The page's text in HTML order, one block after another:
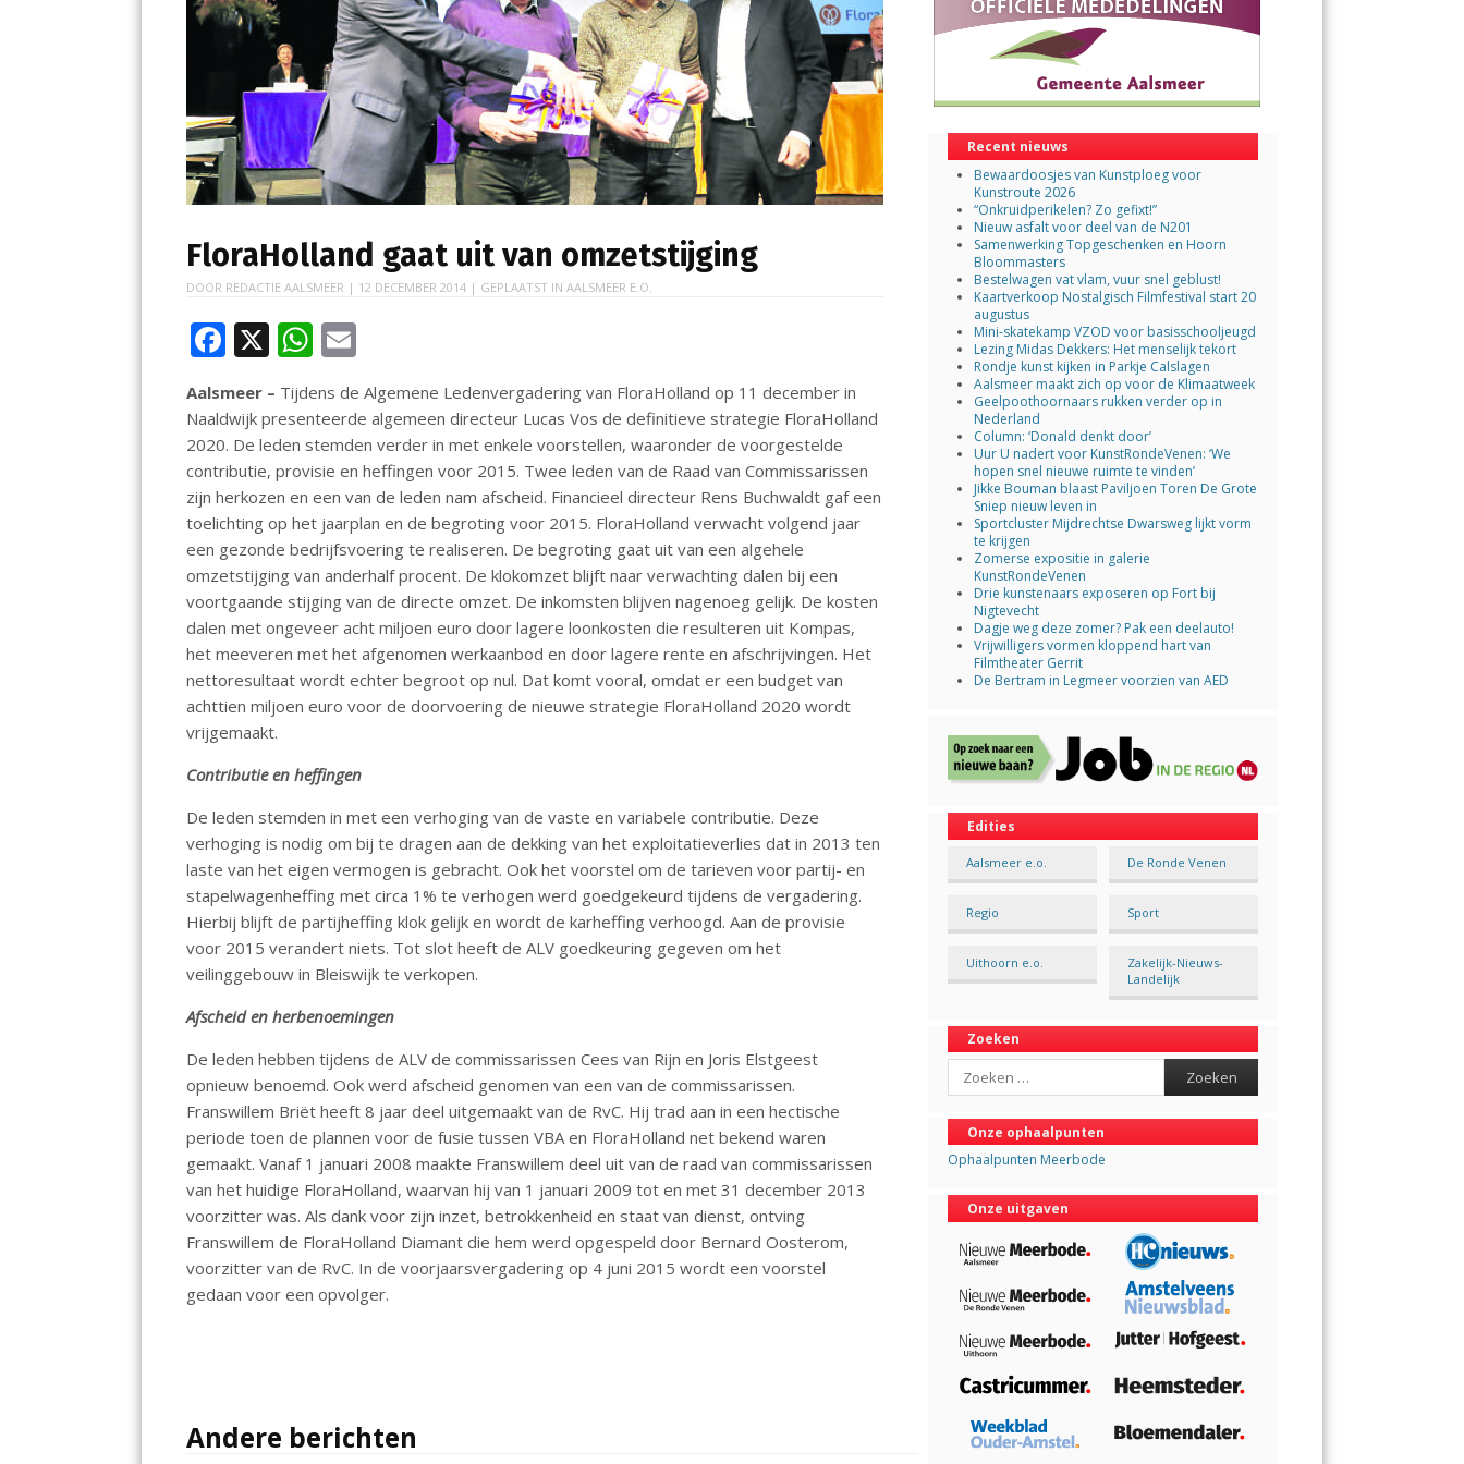
FloraHolland gaat uit van omzetstijging
DOOR REDACTIE AALSMEER | 12 DECEMBER 2014 | GEPLAATST INAALSMEER E.O.
F
ac
e
b
o
o
k
X W
h
at
s
A
p
p
ai
l
Aalsmeer – Tijdens de Algemene Ledenvergadering van FloraHolland op 11 december in
Naaldwijk presenteerde algemeen directeur Lucas Vos de definitieve strategie FloraHolland
2020. De leden stemden verder in met enkele voorstellen, waaronder de voorgestelde
contributie, provisie en heffingen voor 2015. Twee leden van de Raad van Commissarissen
zijn herkozen en een van de leden nam afscheid. Financieel directeur Rens Buchwaldt gaf een
toelichting op het jaarplan en de begroting voor 2015. FloraHolland verwacht volgend jaar
een gezonde bedrijfsvoering te realiseren. De begroting gaat uit van een algehele
omzetstijging van anderhalf procent. De klokomzet blijft naar verwachting dalen bij een
voortgaande stijging van de directe omzet. De inkomsten blijven nagenoeg gelijk. De kosten
dalen met ongeveer acht miljoen euro door lagere loonkosten die resulteren uit Kompas,
het meeveren met het afgenomen werkaanbod en door lagere rente en afschrijvingen. Het
nettoresultaat wordt echter begroot op nul. Dat komt vooral, omdat er een budget van
achttien miljoen euro voor de doorvoering de nieuwe strategie FloraHolland 2020 wordt
vrijgemaakt.
Contributie en heffingen
De leden stemden in met een verhoging van de vaste en variabele contributie. Deze
verhoging is nodig om bij te dragen aan de dekking van het exploitatieverlies dat in 2013 ten
laste van het eigen vermogen is gebracht. Ook het voorstel om de tarieven voor partij- en
stapelwagenheffing met circa 1% te verhogen werd goedgekeurd tijdens de vergadering.
Hierbij blijft de partijheffing klok gelijk en wordt de karheffing verhoogd. Aan de provisie
voor 2015 verandert niets. Tot slot heeft de ALV goedkeuring gegeven om het
veilinggebouw in Bleiswijk te verkopen.
Afscheid en herbenoemingen
De leden hebben tijdens de ALV de commissarissen Cees van Rijn en Joris Elstgeest
opnieuw benoemd. Ook werd afscheid genomen van een van de commissarissen.
Franswillem Briët heeft 8 jaar deel uitgemaakt van de RvC. Hij trad aan in een hectische
periode toen de plannen voor de fusie tussen VBA en FloraHolland net bekend waren
gemaakt. Vanaf 1 januari 2008 maakte Franswillem deel uit van de raad van commissarissen
van het huidige FloraHolland, waarvan hij van 1 januari 2009 tot en met 31 december 2013
voorzitter was. Als dank voor zijn inzet, betrokkenheid en staat van dienst, ontving
Franswillem de FloraHolland Diamant die hem werd opgespeld door Bernard Oosterom,
voorzitter van de RvC. In de voorjaarsvergadering op 4 juni 2015 wordt een voorstel
gedaan voor een opvolger.
Andere berichten
Recent nieuws
Bewaardoosjes van Kunstploeg voor
Kunstroute 2026
“Onkruidperikelen? Zo gefixt!”
Nieuw asfalt voor deel van de N201
Samenwerking Topgeschenken en Hoorn
Bloommasters
Bestelwagen vat vlam, vuur snel geblust!
Kaartverkoop Nostalgisch Filmfestival start 20
augustus
Mini-skatekamp VZOD voor basisschooljeugd
Lezing Midas Dekkers: Het menselijk tekort
Rondje kunst kijken in Parkje Calslagen
Aalsmeer maakt zich op voor de Klimaatweek
Geelpoothoornaars rukken verder op in
Nederland
Column: ‘Donald denkt door’
Uur U nadert voor KunstRondeVenen: ‘We
hopen snel nieuwe ruimte te vinden’
Jikke Bouman blaast Paviljoen Toren De Grote
Sniep nieuw leven in
Sportcluster Mijdrechtse Dwarsweg lijkt vorm
te krijgen
Zomerse expositie in galerie
KunstRondeVenen
Drie kunstenaars exposeren op Fort bij
Nigtevecht
Dagje weg deze zomer? Pak een deelauto!
Vrijwilligers vormen kloppend hart van
Filmtheater Gerrit
De Bertram in Legmeer voorzien van AED
Edities
Aalsmeer e.o. De Ronde Venen
Regio Sport
Uithoorn e.o.
Zakelijk-Nieuws-
Landelijk
Zoeken
Search
Onze ophaalpunten
Ophaalpunten Meerbode
Onze uitgaven